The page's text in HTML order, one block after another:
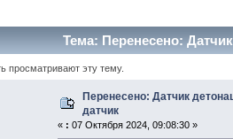
Тема: Перенесено:
просматривают эту тему.
Перенесено: Датчик
датчик
« : 07 Октября 2024, 09:08:30 »